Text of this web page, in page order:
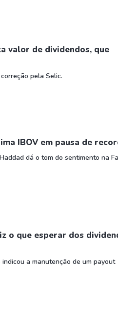
valor de dividendos, que
pela Selic.
IBOV em pausa de
dá o tom do sentimento na
o que esperar dos
a manutenção de um payout